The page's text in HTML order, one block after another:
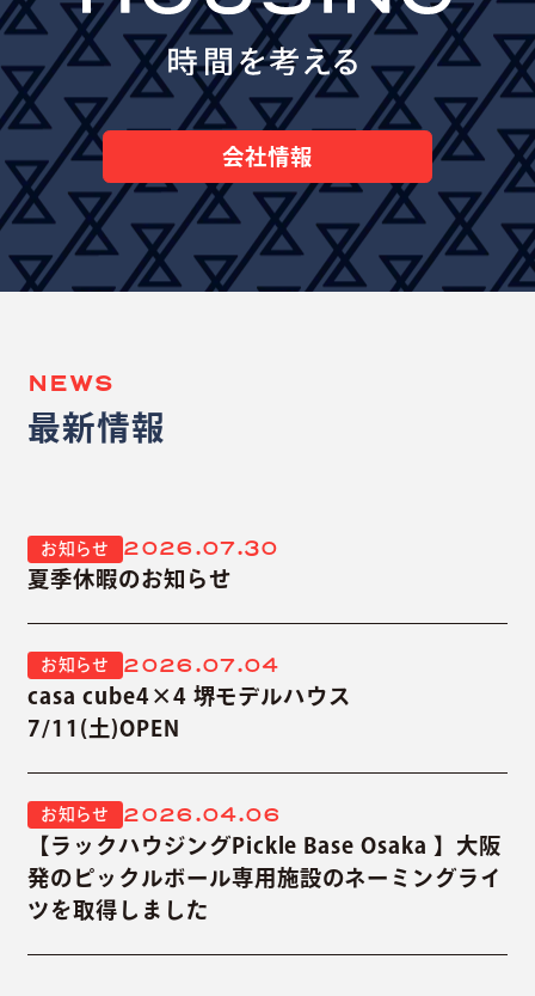
会社情報
NEWS
最新情報
お知らせ 2026.07.30
夏季休暇のお知らせ
お知らせ 2026.07.04
casa cube4×4 堺モデルハウス
7/11(土)OPEN
お知らせ 2026.04.06
【ラックハウジングPickle Base Osaka 】大阪
発のピックルボール専用施設のネーミングライ
ツを取得しました